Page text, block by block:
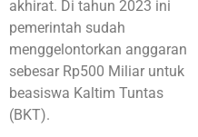
akhirat. Di tahun 2023 ini
pemerintah sudah
menggelontorkan anggaran
sebesar Rp500 Miliar untuk
beasiswa Kaltim Tuntas
(BKT).